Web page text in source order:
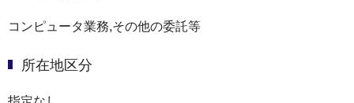
コンピュータ業務,その他の委託等
所在地区分